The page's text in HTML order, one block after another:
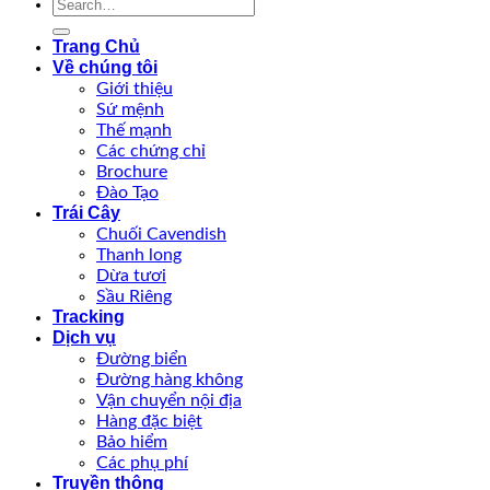
Trang Chủ
Về chúng tôi
Giới thiệu
Sứ mệnh
Thế mạnh
Các chứng chỉ
Brochure
Đào Tạo
Trái Cây
Chuối Cavendish
Thanh long
Dừa tươi
Sầu Riêng
Tracking
Dịch vụ
Đường biển
Đường hàng không
Vận chuyển nội địa
Hàng đặc biệt
Bảo hiểm
Các phụ phí
Truyền thông